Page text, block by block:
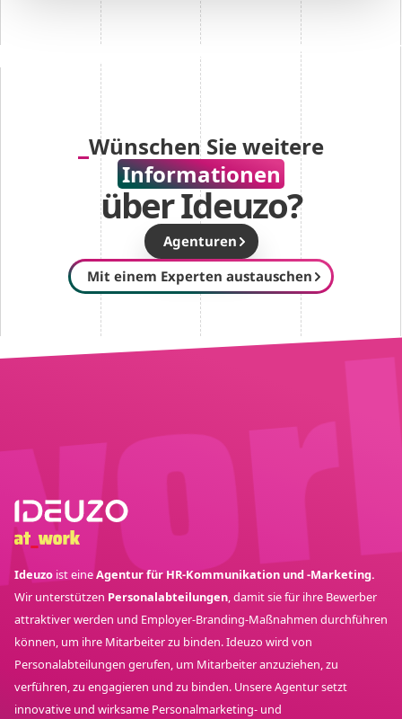
Wünschen Sie weitere
Informationen
über Ideuzo?
Agenturen
Mit einem Experten austauschen
Ideuzo ist eineAgentur für HR-Kommunikation und -Marketing.
Wir unterstützen Personalabteilungen, damit sie für ihre Bewerber
attraktiver werden und Employer-Branding-Maßnahmen durchführen
können, um ihre Mitarbeiter zu binden. Ideuzo wird von
Personalabteilungen gerufen, um Mitarbeiter anzuziehen, zu
verführen, zu engagieren und zu binden. Unsere Agentur setzt
innovative und wirksame Personalmarketing- und